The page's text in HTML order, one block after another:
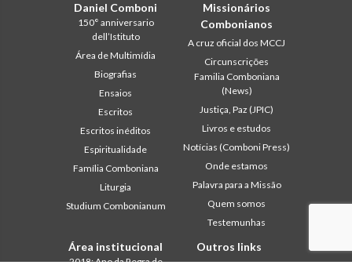
Daniel Comboni
150° anniversario
dell’Istituto
Área de Multimídia
Biografias
Ensaios
Escritos
Escritos inéditos
Espiritualidade
Família Comboniana
Liturgia
Studium Combonianum
Missionários
Combonianos
A cruz oficial dos MCCJ
Circunscrições
Familia Comboniana
(News)
Justiça, Paz (JPIC)
Livros e estudos
Notícias (Comboni Press)
Onde estamos
Palavra para a Missão
Quem somos
Testemunhas
Área institucional
2018: Ano da Regra de
Outros links
Contacte-nos